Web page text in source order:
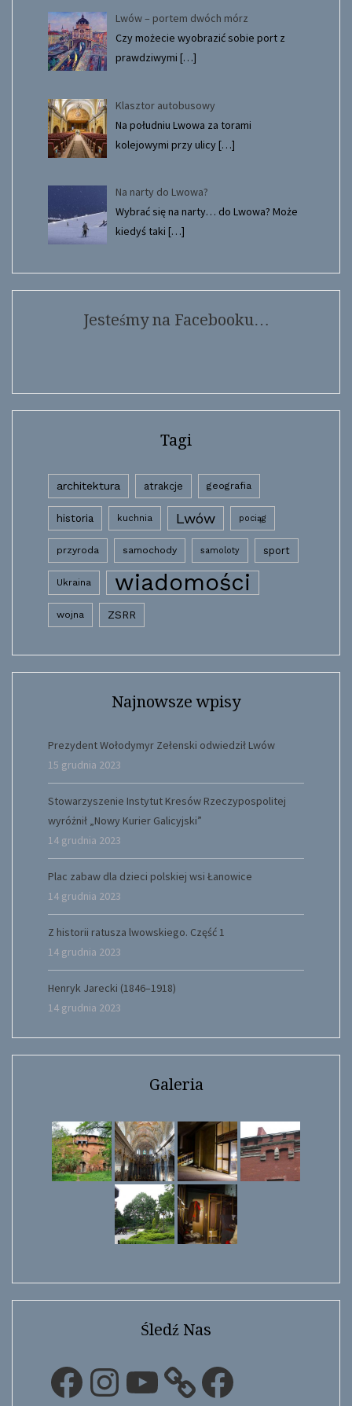
Lwów – portem dwóch mórz
Czy możecie wyobrazić sobie port z
prawdziwymi […]
Klasztor autobusowy
Na południu Lwowa za torami
kolejowymi przy ulicy[…]
Na narty do Lwowa?
Wybrać się na narty… do Lwowa? Może
kiedyś taki […]
Jesteśmy na Facebooku…
Tagi
architektura atrakcje geografia
historia kuchnia Lwów pociąg
przyroda samochody samoloty sport
Ukraina wiadomości
wojna ZSRR
Najnowsze wpisy
Prezydent Wołodymyr Zełenski odwiedził Lwów
15 grudnia 2023
Stowarzyszenie Instytut Kresów Rzeczypospolitej
wyróżnił „Nowy Kurier Galicyjski”
14 grudnia 2023
Plac zabaw dla dzieci polskiej wsi Łanowice
14 grudnia 2023
Z historii ratusza lwowskiego. Część 1
14 grudnia 2023
Henryk Jarecki (1846–1918)
14 grudnia 2023
Galeria
Śledź Nas
FacebookInstagramYouTube Facebook